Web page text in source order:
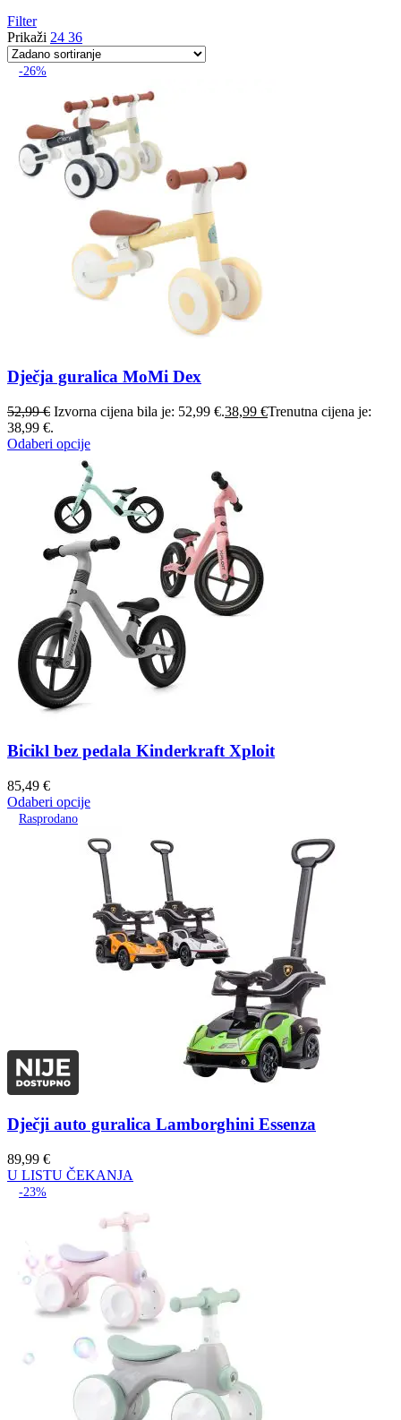
Filter
Prikaži 24 36
-26%
Dječja guralica MoMi Dex
52,99€ Izvorna cijena bila je: 52,99 €.38,99 €Trenutna cijena je:
38,99 €.
Odaberi opcije
Bicikl bez pedala Kinderkraft Xploit
85,49 €
Odaberi opcije
Rasprodano
Dječji auto guralica Lamborghini Essenza
89,99 €
U LISTU ČEKANJA
-23%